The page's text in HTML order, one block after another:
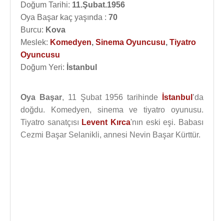
Doğum Tarihi: 11.Şubat.1956
Oya Başar kaç yaşında : 70
Burcu: Kova
Meslek: Komedyen, Sinema Oyuncusu, Tiyatro
Oyuncusu
Doğum Yeri: İstanbul
Oya Başar, 11 Şubat 1956 tarihinde İstanbul ’da
doğdu. Komedyen, sinema ve tiyatro oyunusu.
Tiyatro sanatçısı Levent Kırca'nın eski eşi. Babası
Cezmi Başar Selanikli, annesi Nevin Başar Kürttür.